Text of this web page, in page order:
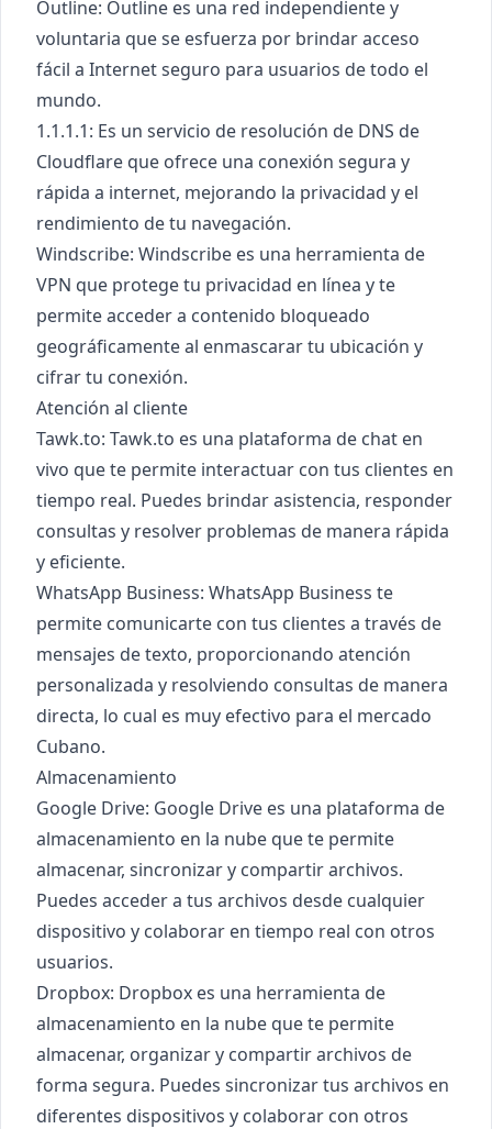
Outline: Outline es una red independiente y
voluntaria que se esfuerza por brindar acceso
fácil a Internet seguro para usuarios de todo el
mundo.
1.1.1.1: Es un servicio de resolución de DNS de
Cloudflare que ofrece una conexión segura y
rápida a internet, mejorando la privacidad y el
rendimiento de tu navegación.
Windscribe: Windscribe es una herramienta de
VPN que protege tu privacidad en línea y te
permite acceder a contenido bloqueado
geográficamente al enmascarar tu ubicación y
cifrar tu conexión.
Atención al cliente
Tawk.to: Tawk.to es una plataforma de chat en
vivo que te permite interactuar con tus clientes en
tiempo real. Puedes brindar asistencia, responder
consultas y resolver problemas de manera rápida
y eficiente.
WhatsApp Business: WhatsApp Business te
permite comunicarte con tus clientes a través de
mensajes de texto, proporcionando atención
personalizada y resolviendo consultas de manera
directa, lo cual es muy efectivo para el mercado
Cubano.
Almacenamiento
Google Drive: Google Drive es una plataforma de
almacenamiento en la nube que te permite
almacenar, sincronizar y compartir archivos.
Puedes acceder a tus archivos desde cualquier
dispositivo y colaborar en tiempo real con otros
usuarios.
Dropbox: Dropbox es una herramienta de
almacenamiento en la nube que te permite
almacenar, organizar y compartir archivos de
forma segura. Puedes sincronizar tus archivos en
diferentes dispositivos y colaborar con otros